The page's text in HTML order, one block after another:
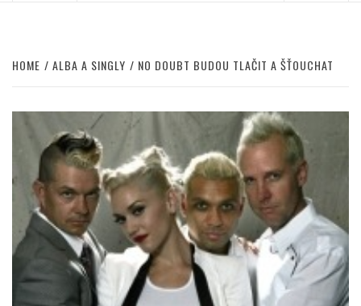
HOME ALBA A SINGLY NO DOUBT BUDOU TLAČIT A ŠŤOUCHAT